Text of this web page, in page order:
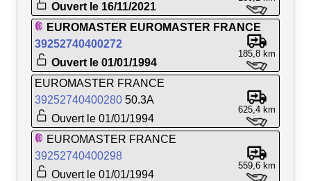
Ouvert le 16/11/2021
EUROMASTER EUROMASTER FRANCE
39252740400272
Ouvert le 01/01/1994
185,8 km
EUROMASTER FRANCE
39252740400280 50.3A
Ouvert le 01/01/1994
625,4 km
EUROMASTER FRANCE
39252740400298
Ouvert le 01/01/1994
559,6 km